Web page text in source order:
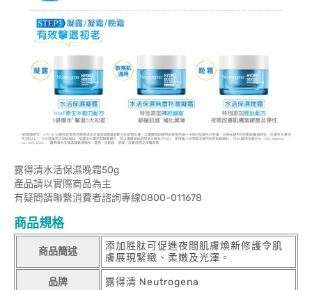
露得清水活保濕晚霜50g
產品請以實際商品為主
有疑問請聯繫消費者諮詢專線0800-011678
商品規格
商品簡述
添加胜肽可促進夜間肌膚煥新修護令肌
膚展現緊緻、柔嫩及光澤。
品牌 露得清 Neutrogena